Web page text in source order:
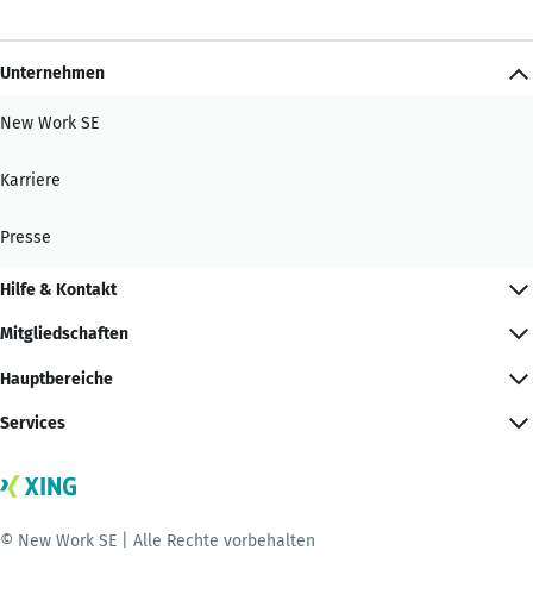
Unternehmen
New Work SE
Karriere
Presse
Hilfe & Kontakt
Mitgliedschaften
Hauptbereiche
Services
© New Work SE | Alle Rechte vorbehalten